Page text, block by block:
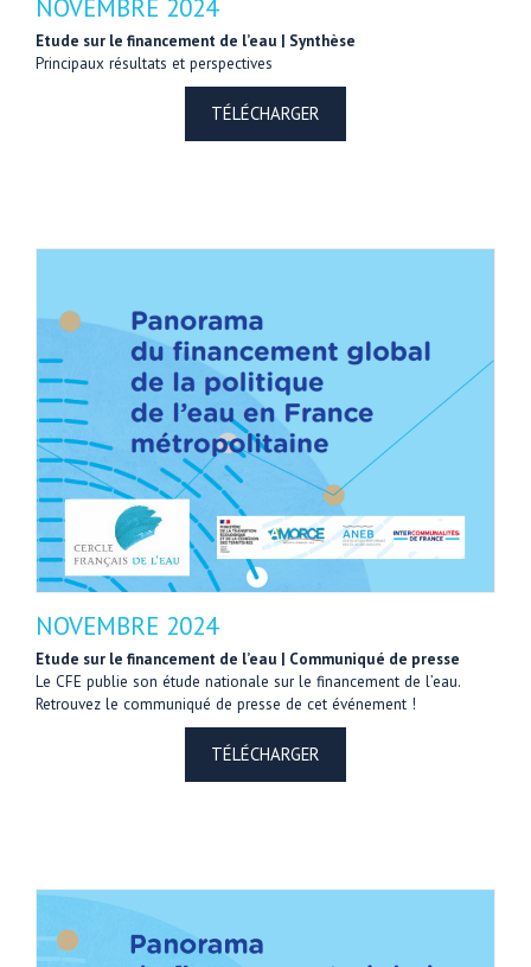
NOVEMBRE 2024
Etude sur le financement de l’eau | Synthèse
Principaux résultats et perspectives
TÉLÉCHARGER
NOVEMBRE 2024
Etude sur le financement de l’eau | Communiqué de presse
Le CFE publie son étude nationale sur le financement de l’eau.
Retrouvez le communiqué de presse de cet événement !
TÉLÉCHARGER